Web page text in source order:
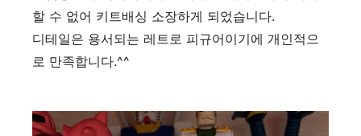
할 수 없어 키트배싱 소장하게 되었습니다.
디테일은 용서되는 레트로 피규어이기에 개인적으
로 만족합니다.^^